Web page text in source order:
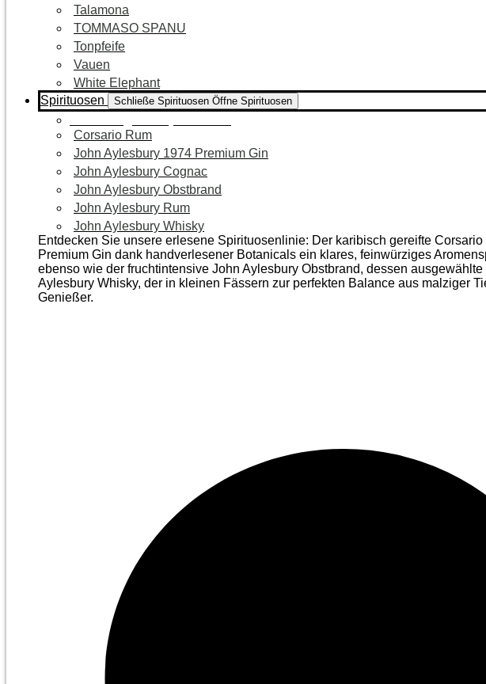
Talamona
TOMMASO SPANU
Tonpfeife
Vauen
White Elephant
Spirituosen
Schließe Spirituosen Öffne Spirituosen
Corsario Rum
John Aylesbury 1974 Premium Gin
John Aylesbury Cognac
John Aylesbury Obstbrand
John Aylesbury Rum
John Aylesbury Whisky
Entdecken Sie unsere erlesene Spirituosenlinie: Der karibisch gereifte
Premium Gin dank handverlesener Botanicals ein klares, feinwürziges
ebenso wie der frucht­intensive John Aylesbury Obstbrand, dessen
Aylesbury Whisky, der in kleinen Fässern zur perfekten Balance aus malziger
Genießer.